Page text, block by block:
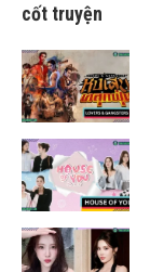
cốt truyện